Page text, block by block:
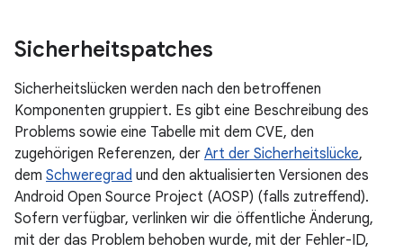
Sicherheitspatches
Sicherheitslücken werden nach den betroffenen
Komponenten gruppiert. Es gibt eine Beschreibung des
Problems sowie eine Tabelle mit dem CVE, den
zugehörigen Referenzen, der Art der Sicherheitslücke,
dem Schweregrad und den aktualisierten Versionen des
Android Open Source Project (AOSP) (falls zutreffend).
Sofern verfügbar, verlinken wir die öffentliche Änderung,
mit der das Problem behoben wurde, mit der Fehler-ID,